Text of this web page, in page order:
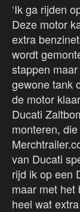
‘Ik ga rijden
Deze motor
extra
wordt
stappen
gewone tank
de motor
Ducati
monteren,
van Ducati
rijd ik op een
maar met het
heel wat